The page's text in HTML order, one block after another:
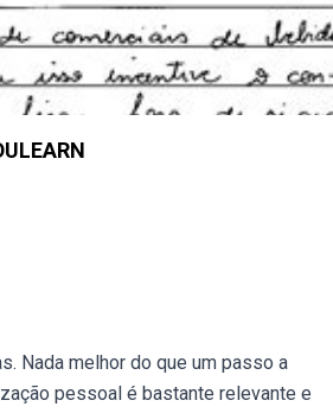
Nada melhor do que um passo a
pessoal é bastante relevante e